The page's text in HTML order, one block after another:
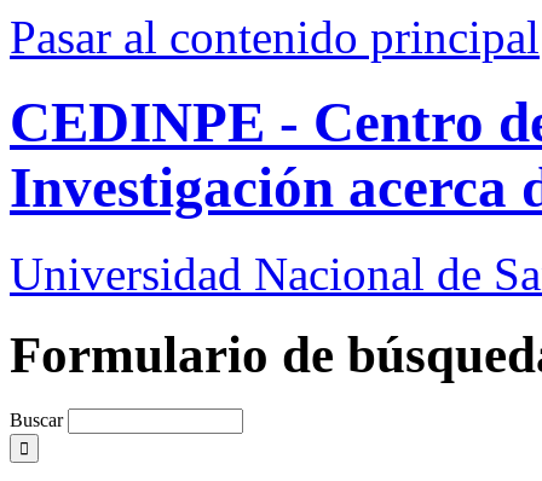
Pasar al contenido principal
CEDINPE - Centro
Investigación acerca
Universidad Nacional de
Formulario de
Buscar